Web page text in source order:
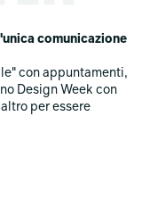
comunicazione
con appuntamenti,
Design Week con
per essere